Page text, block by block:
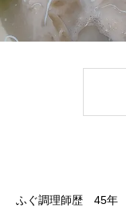
ふぐ調理師歴 45年